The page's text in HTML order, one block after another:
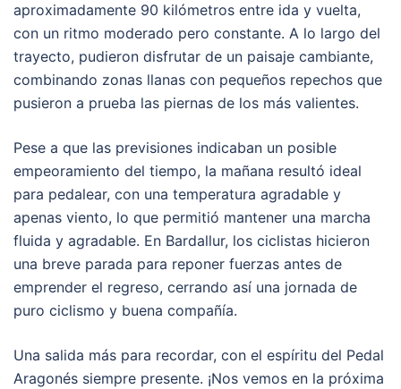
aproximadamente 90 kilómetros entre ida y vuelta,
con un ritmo moderado pero constante. A lo largo del
trayecto, pudieron disfrutar de un paisaje cambiante,
combinando zonas llanas con pequeños repechos que
pusieron a prueba las piernas de los más valientes.
Pese a que las previsiones indicaban un posible
empeoramiento del tiempo, la mañana resultó ideal
para pedalear, con una temperatura agradable y
apenas viento, lo que permitió mantener una marcha
fluida y agradable. En Bardallur, los ciclistas hicieron
una breve parada para reponer fuerzas antes de
emprender el regreso, cerrando así una jornada de
puro ciclismo y buena compañía.
Una salida más para recordar, con el espíritu del Pedal
Aragonés siempre presente. ¡Nos vemos en la próxima